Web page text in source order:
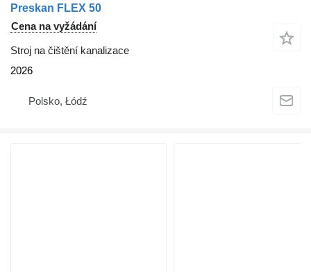
Preskan FLEX 50
Cena na vyžádání
Stroj na čištění kanalizace
2026
Polsko, Łódź